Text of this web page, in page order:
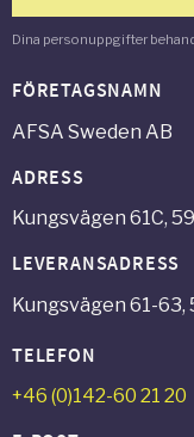
Dina personuppgifter
FÖRETAGSNAMN
AFSA Sweden AB
ADRESS
Kungsvägen 61C,
LEVERANSADRESS
Kungsvägen 61-63,
TELEFON
+46 (0)142-60 21 20